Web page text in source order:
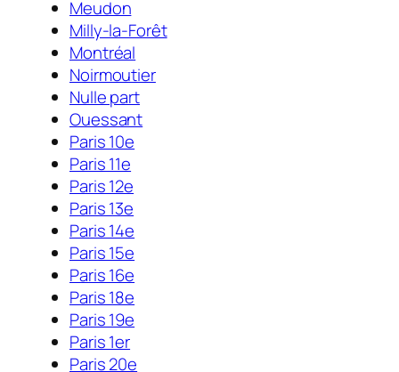
Meudon
Milly-la-Forêt
Montréal
Noirmoutier
Nulle part
Ouessant
Paris 10e
Paris 11e
Paris 12e
Paris 13e
Paris 14e
Paris 15e
Paris 16e
Paris 18e
Paris 19e
Paris 1er
Paris 20e